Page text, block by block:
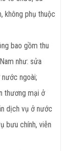
không phụ thuộc
bao gồm thu
như: sửa
ngoài;
thương mại ở
dịch vụ ở nước
bưu chính, viễn